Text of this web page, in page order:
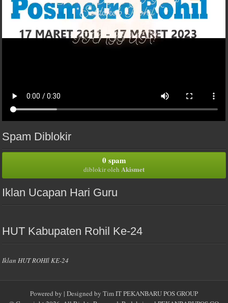
Spam Diblokir
0 spam
diblokir oleh Akismet
Iklan Ucapan Hari Guru
HUT Kabupaten Rohil Ke-24
Iklan HUT ROHIl KE-24
Powered by | Designed by Tim IT PEKANBARU POS GROUP